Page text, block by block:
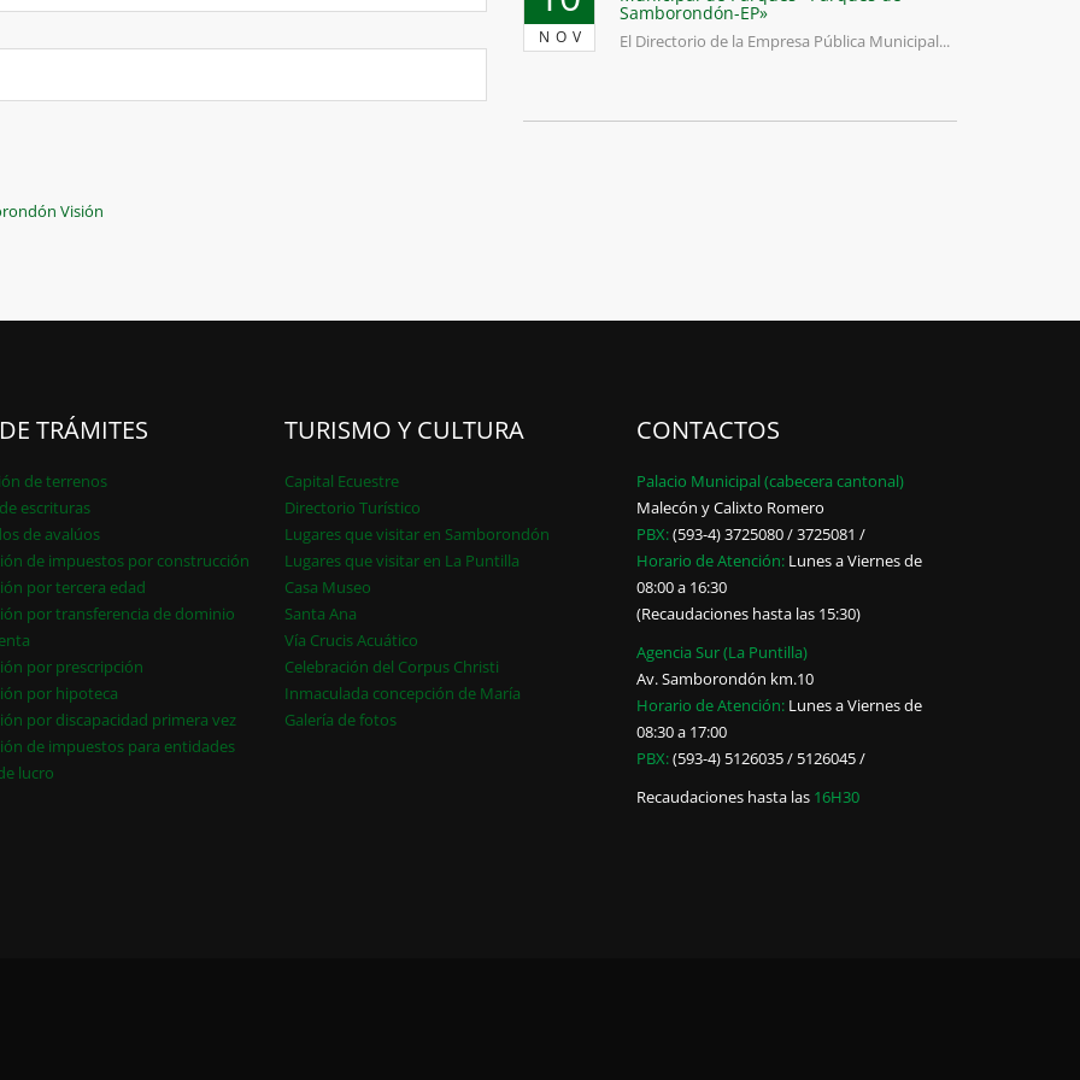
Visión
NOV
Samborondón-EP»
El Directorio de la Empresa Pública Municipal...
TRÁMITES
de terrenos
escrituras
de avalúos
de impuestos por construcción
por tercera edad
por transferencia de dominio
por prescripción
por hipoteca
por discapacidad primera vez
de impuestos para entidades
lucro
TURISMO Y CULTURA
Capital Ecuestre
Directorio Turístico
Lugares que visitar en Samborondón
Lugares que visitar en La Puntilla
Casa Museo
Santa Ana
Vía Crucis Acuático
Celebración del Corpus Christi
Inmaculada concepción de María
Galería de fotos
CONTACTOS
Palacio Municipal (cabecera cantonal)
Malecón y Calixto Romero
PBX:(593-4) 3725080 / 3725081 /
Horario de Atención:Lunes a Viernes de
08:00 a 16:30
(Recaudaciones hasta las 15:30)
Agencia Sur (La Puntilla)
Av. Samborondón km.10
Horario de Atención:Lunes a Viernes de
08:30 a 17:00
PBX:(593-4) 5126035 / 5126045 /
Recaudaciones hasta las 16H30